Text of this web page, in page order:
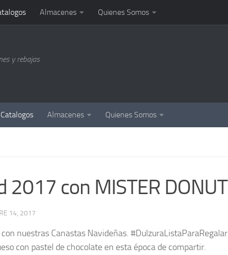
Almacenes Quienes Somos
y rebajas
Catalogos Almacenes Quienes Somos
2017 con MISTER DONUT
14, 2017
nuestras Canastas Navideñas. #DulzuraListaParaRegalar
con pastel de chocolate en esta época de compartir.